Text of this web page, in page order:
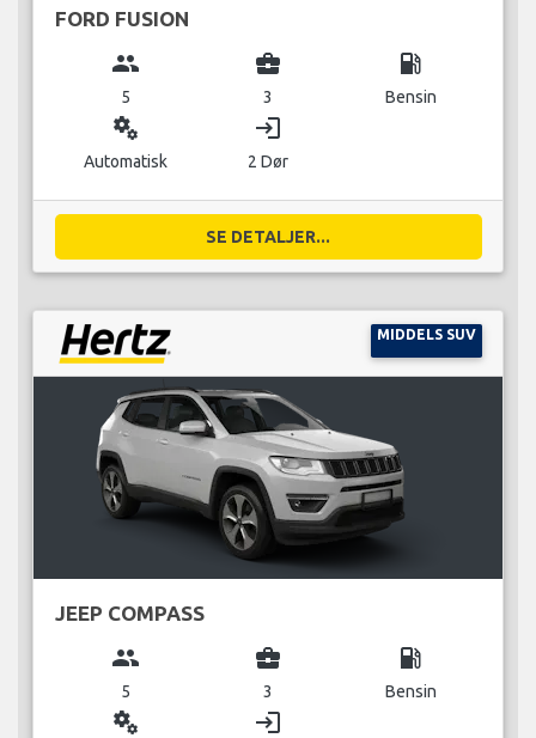
FORD FUSION
group
5
business_center
3
local_gas_station
Bensin
miscellaneous_services
Automatisk
login
2 Dør
SE DETALJER...
MIDDELS SUV
JEEP COMPASS
group
5
business_center
3
local_gas_station
Bensin
miscellaneous_services login